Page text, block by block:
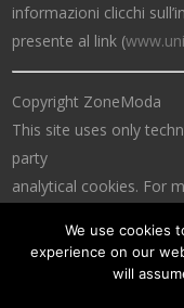
informazioni clicchi
presente al link (
Copyright ZoneModa
This site uses only
party
analytical cookies. For
We use cookies
experience on our
will